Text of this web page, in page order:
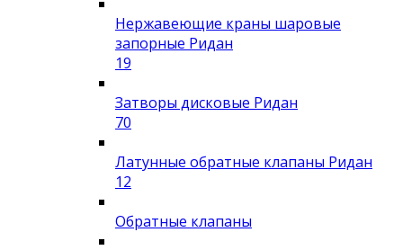
Нержавеющие краны шаровые
запорные Ридан
19
Затворы дисковые Ридан
70
Латунные обратные клапаны Ридан
12
Обратные клапаны